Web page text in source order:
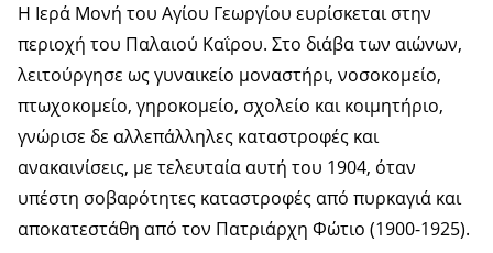
Η Ιερά Μονή του Αγίου Γεωργίου ευρίσκεται στην
περιοχή του Παλαιού Καΐρου. Στο διάβα των αιώνων,
λειτούργησε ως γυναικείο μοναστήρι, νοσοκομείο,
πτωχοκομείο, γηροκομείο, σχολείο και κοιμητήριο,
γνώρισε δε αλλεπάλληλες καταστροφές και
ανακαινίσεις, με τελευταία αυτή του 1904, όταν
υπέστη σοβαρότητες καταστροφές από πυρκαγιά και
αποκατεστάθη από τον Πατριάρχη Φώτιο (1900-1925).